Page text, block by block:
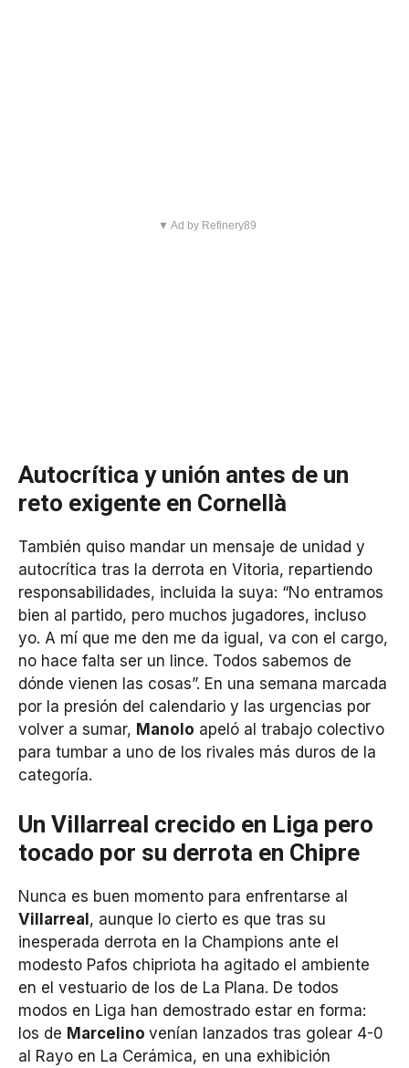
▼ Ad by Refinery89
Autocrítica y unión antes de un
reto exigente en Cornellà
También quiso mandar un mensaje de unidad y
autocrítica tras la derrota en Vitoria, repartiendo
responsabilidades, incluida la suya: “No entramos
bien al partido, pero muchos jugadores, incluso
yo. A mí que me den me da igual, va con el cargo,
no hace falta ser un lince. Todos sabemos de
dónde vienen las cosas”. En una semana marcada
por la presión del calendario y las urgencias por
volver a sumar, Manolo apeló al trabajo colectivo
para tumbar a uno de los rivales más duros de la
categoría.
Un Villarreal crecido en Liga pero
tocado por su derrota en Chipre
Nunca es buen momento para enfrentarse al
Villarreal, aunque lo cierto es que tras su
inesperada derrota en la Champions ante el
modesto Pafos chipriota ha agitado el ambiente
en el vestuario de los de La Plana. De todos
modos en Liga han demostrado estar en forma:
los de Marcelino venían lanzados tras golear 4-0
al Rayo en La Cerámica, en una exhibición